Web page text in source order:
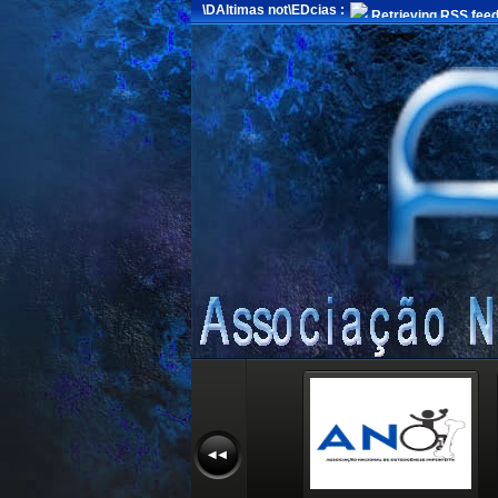
\DAltimas not\EDcias : Retrieving RSS